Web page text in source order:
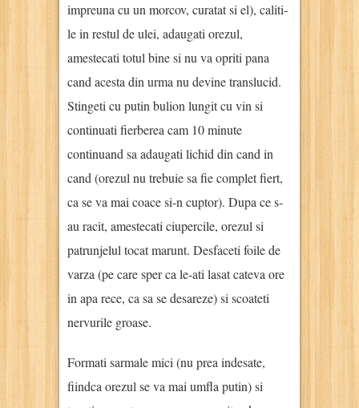
impreuna cu un morcov, curatat si el), caliti-
le in restul de ulei, adaugati orezul,
amestecati totul bine si nu va opriti pana
cand acesta din urma nu devine translucid.
Stingeti cu putin bulion lungit cu vin si
continuati fierberea cam 10 minute
continuand sa adaugati lichid din cand in
cand (orezul nu trebuie sa fie complet fiert,
ca se va mai coace si-n cuptor). Dupa ce s-
au racit, amestecati ciupercile, orezul si
patrunjelul tocat marunt. Desfaceti foile de
varza (pe care sper ca le-ati lasat cateva ore
in apa rece, ca sa se desareze) si scoateti
nervurile groase.
Formati sarmale mici (nu prea indesate,
fiindca orezul se va mai umfla putin) si